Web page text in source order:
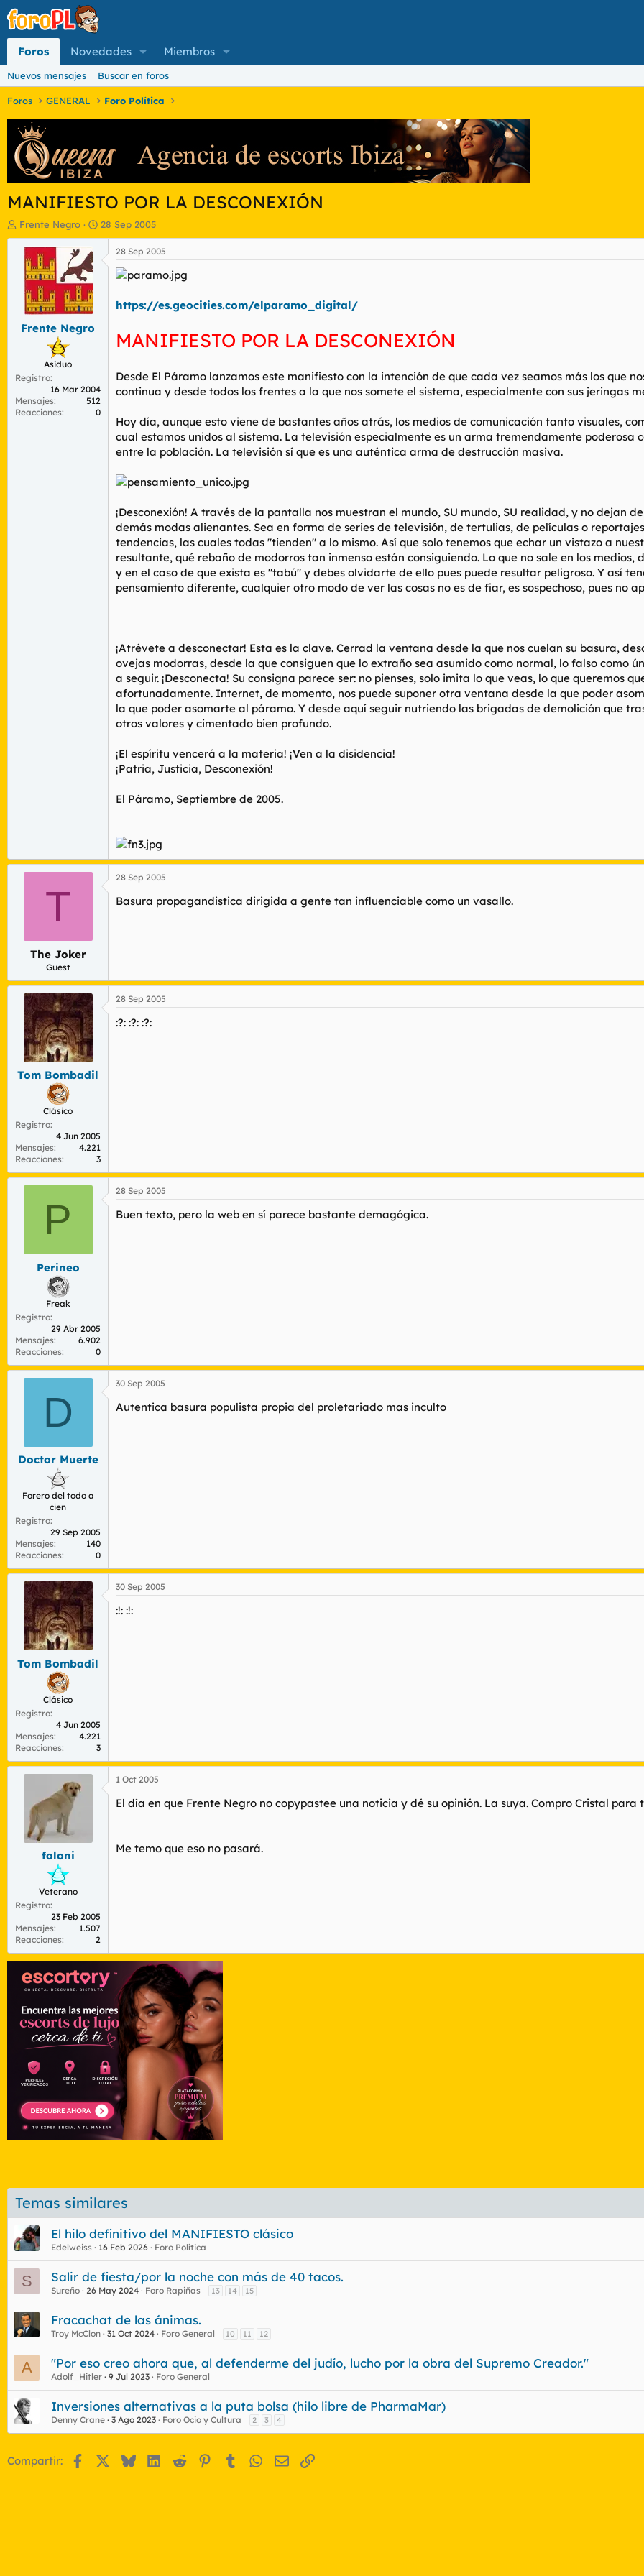
Foros Novedades Miembros
Nuevos mensajes Buscar en foros
Foros GENERAL Foro Política
MANIFIESTO POR LA DESCONEXIÓN
I
n
r
t
m
a
Frente Negro
F
e
h
28 Sep 2005
Frente Negro
Asiduo
Registro
16 Mar 2004
Mensajes
512
Reacciones
0
28 Sep 2005
https://es.geocities.com/elparamo_digital/
MANIFIESTO POR LA DESCONEXIÓN
Desde El Páramo lanzamos este manifiesto con la intención de que cada vez seamos más los que
continua y desde todos los frentes a la que nos somete el sistema, especialmente con sus jeringas
Hoy día, aunque esto viene de bastantes años atrás, los medios de comunicación tanto visuales,
cual estamos unidos al sistema. La televisión especialmente es un arma tremendamente poderosa
entre la población. La televisión sí que es una auténtica arma de destrucción masiva.
¡Desconexión! A través de la pantalla nos muestran el mundo, SU mundo, SU realidad, y no dejan
demás modas alienantes. Sea en forma de series de televisión, de tertulias, de películas o
tendencias, las cuales todas "tienden" a lo mismo. Así que solo tenemos que echar un vistazo a
resultante, qué rebaño de modorros tan inmenso están consiguiendo. Lo que no sale en los
y en el caso de que exista es "tabú" y debes olvidarte de ello pues puede resultar peligroso. Y así
pensamiento diferente, cualquier otro modo de ver las cosas no es de fiar, es sospechoso, pues no
¡Atrévete a desconectar! Esta es la clave. Cerrad la ventana desde la que nos cuelan su basura,
ovejas modorras, desde la que consiguen que lo extraño sea asumido como normal, lo falso como
a seguir. ¡Desconecta! Su consigna parece ser: no pienses, solo imita lo que veas, lo que queremos
afortunadamente. Internet, de momento, nos puede suponer otra ventana desde la que poder
la que poder asomarte al páramo. Y desde aquí seguir nutriendo las brigadas de demolición que
otros valores y cimentado bien profundo.
¡El espíritu vencerá a la materia! ¡Ven a la disidencia!
¡Patria, Justicia, Desconexión!
El Páramo, Septiembre de 2005.
T
The Joker
Guest
28 Sep 2005
Basura propagandistica dirigida a gente tan influenciable como un vasallo.
Tom Bombadil
Clásico
Registro
4 Jun 2005
Mensajes
4.221
Reacciones
3
28 Sep 2005
:?: :?: :?:
P
Perineo
Freak
Registro
29 Abr 2005
Mensajes
6.902
Reacciones
0
28 Sep 2005
Buen texto, pero la web en sí parece bastante demagógica.
D
Doctor Muerte
Forero del todo a
cien
Registro
29 Sep 2005
Mensajes
140
Reacciones
0
30 Sep 2005
Autentica basura populista propia del proletariado mas inculto
Tom Bombadil
Clásico
Registro
4 Jun 2005
Mensajes
4.221
Reacciones
3
30 Sep 2005
:!: :!:
faloni
Veterano
Registro
23 Feb 2005
Mensajes
1.507
Reacciones
2
1 Oct 2005
El día en que Frente Negro no copypastee una noticia y dé su opinión. La suya. Compro Cristal para
Me temo que eso no pasará.
Temas similares
El hilo definitivo del MANIFIESTO clásico
Edelweiss 16 Feb 2026 Foro Política
S Salir de fiesta/por la noche con más de 40 tacos.
Sureño 26 May 2024 Foro Rapiñas 13 14 15
Fracachat de las ánimas.
Troy McClon 31 Oct 2024 Foro General 10 11 12
A "Por eso creo ahora que, al defenderme del judío, lucho por la obra del Supremo Creador."
Adolf_Hitler 9 Jul 2023 Foro General
Inversiones alternativas a la puta bolsa (hilo libre de PharmaMar)
Denny Crane 3 Ago 2023 Foro Ocio y Cultura 2 3 4
Compartir: FacebookBlueskyLinkedIn
Reddit Pinterest
Tumblr WhatsApp
EmailEnlace